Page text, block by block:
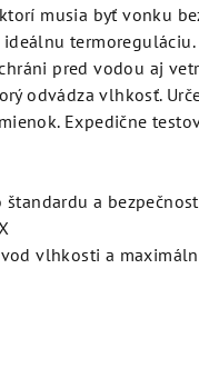
musia byť vonku
pred vodou aj
odvádza vlhkosť.
Expedične
a
vlhkosti a